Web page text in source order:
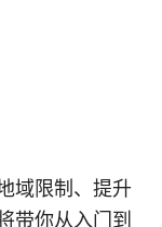
域限制、提升
带你从入门到